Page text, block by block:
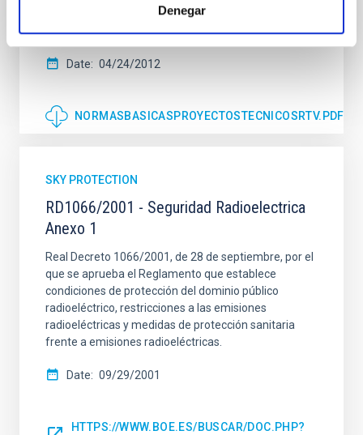
Denegar
televisión). Secretaría de Estado de Telecomunicaciones
y para la Sociedad de la Información
Date 04/24/2012
NORMASBASICASPROYECTOSTECNICOSRTV.PDF
SKY PROTECTION
RD1066/2001 - Seguridad Radioelectrica
Anexo 1
Real Decreto 1066/2001, de 28 de septiembre, por el
que se aprueba el Reglamento que establece
condiciones de protección del dominio público
radioeléctrico, restricciones a las emisiones
radioeléctricas y medidas de protección sanitaria
frente a emisiones radioeléctricas.
Date 09/29/2001
HTTPS://WWW.BOE.ES/BUSCAR/DOC.PHP?